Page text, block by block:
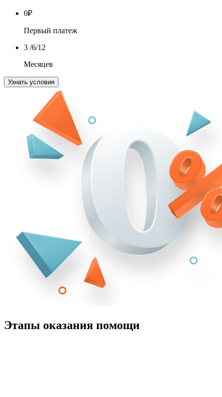
0₽
Первый платеж
3 /6/12
Месяцев
Узнать условия
Этапы оказания помощи